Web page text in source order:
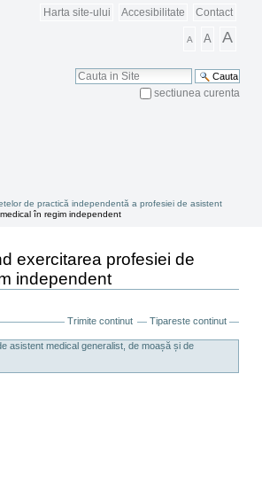
Harta site-ului Accesibilitate Contact
A A A
Cauta
sectiunea curenta
de practică independentă a profesiei de asistent
în regim independent
exercitarea profesiei de
independent
Trimite continut Tipareste continut
asistent medical generalist, de moașă și de